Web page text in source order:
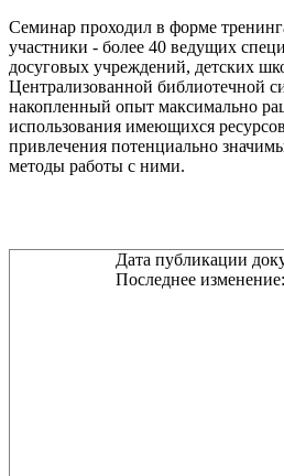
Семинар проходил в форме
участники - более 40 ведущих
досуговых учреждений, детских
Централизованной библиотечной
накопленный опыт максимально
использования имеющихся
привлечения потенциально
методы работы с ними.
Дата публикации
Последнее